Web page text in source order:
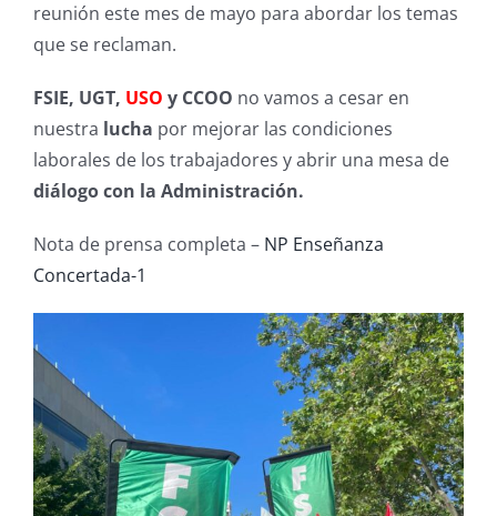
reunión este mes de mayo para abordar los temas
que se reclaman.
FSIE, UGT, USO y CCOO no vamos a cesar en
nuestra lucha por mejorar las condiciones
laborales de los trabajadores y abrir una mesa de
diálogocon la Administración.
Nota de prensa completa – NP Enseñanza
Concertada-1